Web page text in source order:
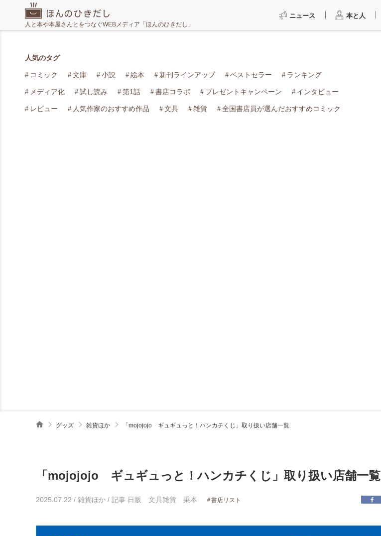
人と本や本屋さんとをつなぐWEBメディア「ほんのひきだし」
ニュース 本と人
人気のタグ
コミック 文庫 小説 絵本 新刊ラインアップ ベストセラー ランキング
メディア化 試し読み 第1話 書店コラボ プレゼントキャンペーン インタビュー
レビュー 人気作家のおすすめ作品 文具 雑貨 全国書店員が選んだおすすめコミック
グッズ 雑貨ほか 「mojojojo ギュギュっと！ハンカチくじ」取り扱い店舗一覧
「mojojojo ギュギュっと！ハンカチくじ」取り扱い店舗一覧
2025.07.22 / 雑貨ほか / 記事 日販 文具雑貨 乗本 書店リスト